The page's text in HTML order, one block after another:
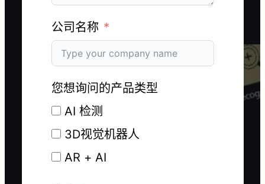
公司名称
您想询问的产品类型
AI 检测
3D视觉机器人
AR + AI